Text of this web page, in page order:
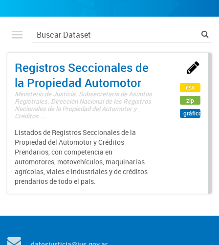
Registros Seccionales de
la Propiedad Automotor
Ministerio de Justicia. Subsecretaría de Asuntos
Registrales. Dirección Nacional de los Registros
Nacionales de la Propiedad del Automotor y
Créditos ...
Listados de Registros Seccionales de la
Propiedad del Automotor y Créditos
Prendarios, con competencia en
automotores, motovehículos, maquinarias
agrícolas, viales e industriales y de créditos
prendarios de todo el país.
csv
zip
gráfico